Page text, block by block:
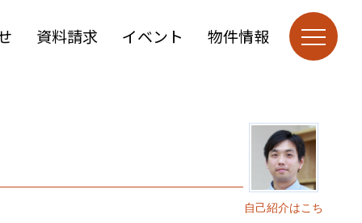
資料請求 イベント 物件情報
自己紹介はこち